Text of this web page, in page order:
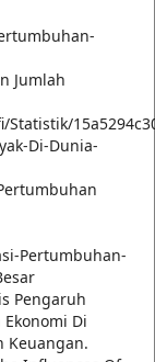
Jumlah
Di-Dunia-
Pertumbuhan-
Pengaruh
Di
Keuangan.